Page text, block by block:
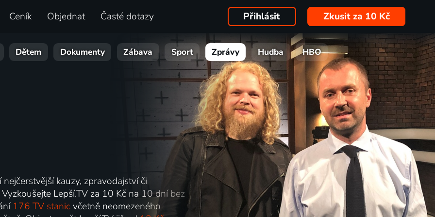
Ceník Objednat Časté dotazy Přihlásit Zkusit za 10 Kč
Dětem Dokumenty Zábava Sport Zprávy Hudba HBO
nejčerstvější kauzy, zpravodajství či
Lepší.TV za 10 Kč na 10 dní bez
176 TV stanicvčetně neomezeného